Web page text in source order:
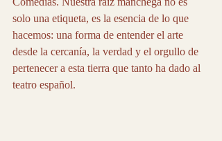
solo una etiqueta, es la esencia de lo que
hacemos: una forma de entender el arte
desde la cercanía, la verdad y el orgullo de
pertenecer a esta tierra que tanto ha dado al
teatro español.